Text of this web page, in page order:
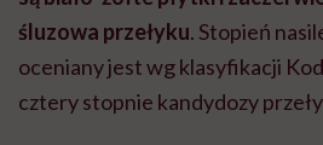
śluzowa przełyku. Stopień
oceniany jest wg klasyfikacji
cztery stopnie kandydozy